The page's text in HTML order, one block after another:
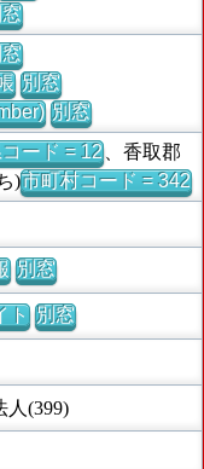
別窓
別窓
ード = 12、香取郡
)市町村コード = 342
別窓
ト 別窓
人(399)